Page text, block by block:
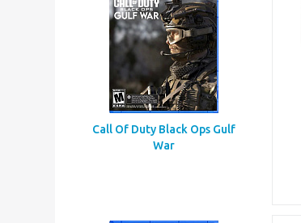
Call Of Duty Black Ops Gulf
War